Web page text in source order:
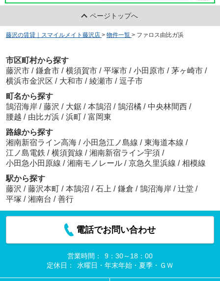
ページトップへ
藤沢の賃貸｜スマイルメイト藤沢店 > 物件一覧 > ファロス由比ガ浜
市区町村から探す
藤沢市 / 鎌倉市 / 横須賀市 / 平塚市 / 小田原市 / 茅ヶ崎市 /
横浜市金沢区 / 大和市 / 綾瀬市 / 逗子市
町名から探す
鵠沼海岸 / 藤沢 / 大鋸 / 本鵠沼 / 鵠沼橘 / 中央林間西 /
腰越 / 由比ガ浜 / 浜町 / 富岡東
路線から探す
湘南新宿ライン高海 / 小田急江ノ島線 / 東海道本線 /
江ノ島電鉄 / 横須賀線 / 湘南新宿ライン宇須 /
小田急小田原線 / 湘南モノレール / 京急久里浜線 / 相模線
駅から探す
藤沢 / 藤沢本町 / 本鵠沼 / 石上 / 鎌倉 / 鵠沼海岸 / 辻堂 /
平塚 / 湘南台 / 善行
電話でお問い合わせ
営業時間：
9：30～18：00
定休日：
水曜日・年末年始・夏季・ＧＷ